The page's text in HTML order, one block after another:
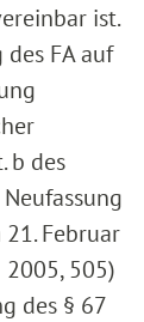
ist.
FA auf
b des
Februar
505)
des § 67